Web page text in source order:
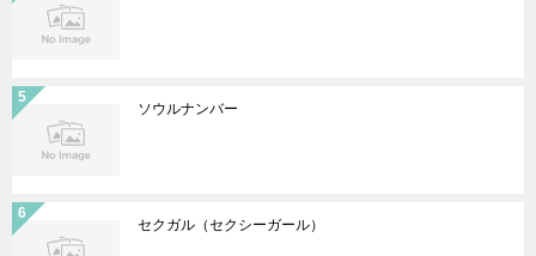
ソウルナンバー
セクガル（セクシーガール）